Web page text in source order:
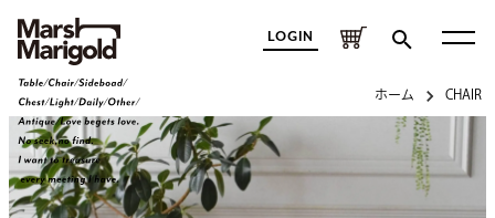
LOGIN
ホーム CHAIR